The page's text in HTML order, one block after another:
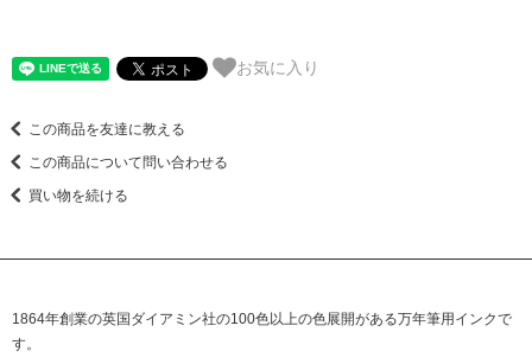
お気に入り
この商品を友達に教える
この商品について問い合わせる
買い物を続ける
1864年創業の英国ダイアミン社の100色以上の色展開がある万年筆用インクで
す。